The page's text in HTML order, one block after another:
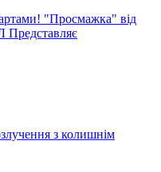
"Просмажка" від
Представляє
з колишнім